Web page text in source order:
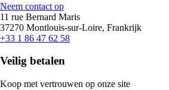
Neem contact op
11 rue Bernard Maris
37270 Montlouis-sur-Loire, Frankrijk
+33 1 86 47 62 58
Veilig betalen
Koop met vertrouwen op onze site